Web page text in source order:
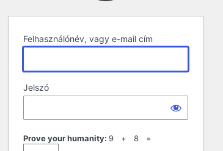
Felhasználónév, vagy e-mail cím
Jelszó
Prove your humanity: 9 + 8 =